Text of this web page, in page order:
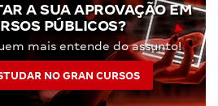
A SUA APROVAÇÃO EM
PÚBLICOS?
mais entende do assunto!
NO GRAN CURSOS